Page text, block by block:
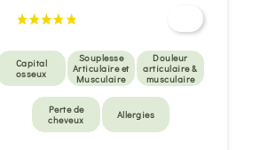
Capital
osseux
Souplesse
Articulaire et
Musculaire
Douleur
articulaire &
musculaire
Perte de
cheveux
Allergies